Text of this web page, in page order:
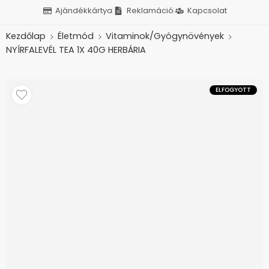
Ajándékkártya Reklamáció Kapcsolat
Kezdőlap Életmód
Vitaminok/Gyógynövények
NYÍRFALEVÉL TEA 1X 40G HERBÁRIA
ELFOGYOTT